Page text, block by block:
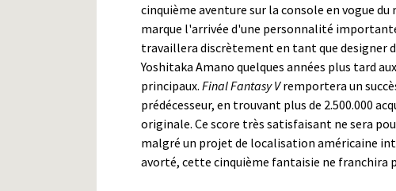
cinquième aventure sur la console en vogue
marque l'arrivée d'une personnalité
travaillera discrètement en tant que designer
Yoshitaka Amano quelques années plus tard
principaux. Final Fantasy Vremportera un
prédécesseur, en trouvant plus de 2.500.000
originale. Ce score très satisfaisant ne sera
malgré un projet de localisation américaine
avorté, cette cinquième fantaisie ne franchira